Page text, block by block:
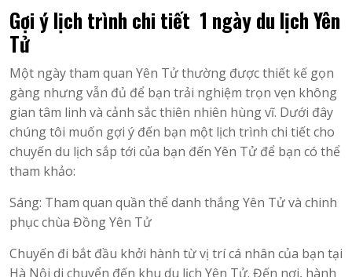
Gợi ý lịch trình chi tiết 1 ngày du lịch Yên
Tử
Một ngày tham quan Yên Tử thường được thiết kế gọn
gàng nhưng vẫn đủ để bạn trải nghiệm trọn vẹn không
gian tâm linh và cảnh sắc thiên nhiên hùng vĩ. Dưới đây
chúng tôi muốn gợi ý đến bạn một lịch trình chi tiết cho
chuyến du lịch sắp tới của bạn đến Yên Tử để bạn có thể
tham khảo:
Sáng: Tham quan quần thể danh thắng Yên Tử và chinh
phục chùa Đồng Yên Tử
Chuyến đi bắt đầu khởi hành từ vị trí cá nhân của bạn tại
Hà Nội di chuyển đến khu du lịch Yên Tử. Đến nơi, hành